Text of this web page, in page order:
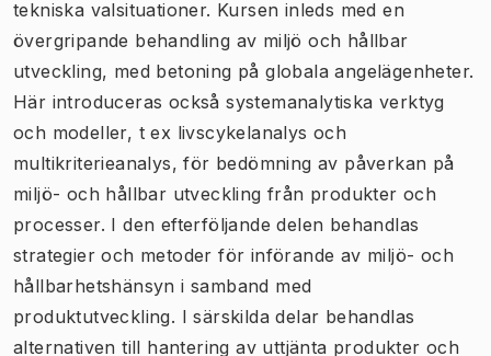
tekniska valsituationer. Kursen inleds med en
övergripande behandling av miljö och hållbar
utveckling, med betoning på globala angelägenheter.
Här introduceras också systemanalytiska verktyg
och modeller, t ex livscykelanalys och
multikriterieanalys, för bedömning av påverkan på
miljö- och hållbar utveckling från produkter och
processer. I den efterföljande delen behandlas
strategier och metoder för införande av miljö- och
hållbarhetshänsyn i samband med
produktutveckling. I särskilda delar behandlas
alternativen till hantering av uttjänta produkter och